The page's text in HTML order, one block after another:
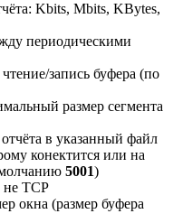
Kbits, Mbits, KBytes,
периодическими
запись буфера (по
размер сегмента
в указанный файл
конектится или на
5001)
не TCP
окна (размер буфера